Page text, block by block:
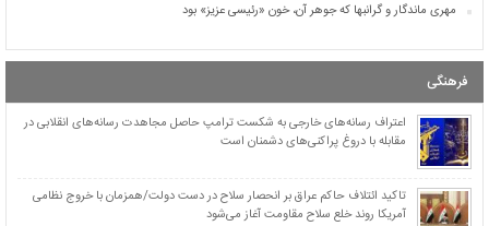
مهری ماندگار و گرانبها که جوهر آن، خون «رئیسی عزیز» بود
روزی که صدام حسین تکریتی گریه کرد
علیِ طبرسا، از اصفهان‌کلاته تا دهلرانِ خونین
تحقیر جولانی توسط وزیر جنگ اسرائیل
اعتراف رسانه‌های خارجی به شکست ترامپ حاصل مجاهدت رسانه‌های انقلابی در مقابله با
دروغ پراکنی‌های دشمنان است
رژیم اشغالگر “نمی‌تواند” صدای «عبود بطح» را در نوار غزه خاموش کند + عکس
هلاکت ۴ نظامی اسرائیلی ۱۱ مجروح در نبرد با رزمندگان حزب‌الله در جنوب لبنان + عکس
فرهنگی
اعتراف رسانه‌های خارجی به شکست ترامپ حاصل مجاهدت رسانه‌های انقلابی در
مقابله با دروغ پراکنی‌های دشمنان است
تاکید ائتلاف حاکم عراق بر انحصار سلاح در دست دولت/همزمان با خروج نظامی
آمریکا روند خلع سلاح مقاومت آغاز می‌شود